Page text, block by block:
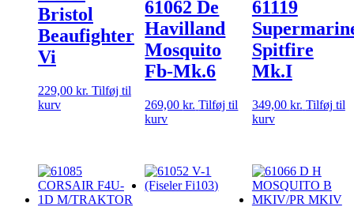
Bristol
Beaufighter
Vi
229,00 kr. Tilføj til
kurv
61062 De
Havilland
Mosquito
Fb-Mk.6
269,00kr. Tilføj til
kurv
61119
Spitfire
Mk.I
349,00 kr. Tilføj til
kurv